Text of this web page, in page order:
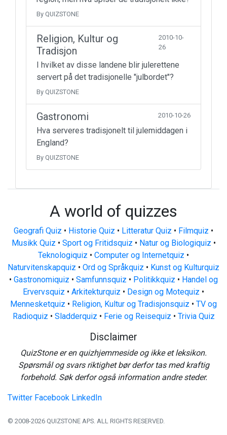
By QUIZSTONE
Religion, Kultur og
Tradisjon
2010-10-
26
I hvilket av disse landene blir julerettene
servert på det tradisjonelle "julbordet"?
By QUIZSTONE
Gastronomi 2010-10-26
Hva serveres tradisjonelt til julemiddagen i
England?
By QUIZSTONE
A world of quizzes
Geografi Quiz • Historie Quiz • Litteratur Quiz • Filmquiz •
Musikk Quiz • Sport og Fritidsquiz • Natur og Biologiquiz •
Teknologiquiz • Computer og Internetquiz •
Naturvitenskapquiz • Ord og Språkquiz • Kunst og Kulturquiz
• Gastronomiquiz • Samfunnsquiz • Politikkquiz • Handel og
Ervervsquiz • Arkitekturquiz • Design og Motequiz •
Mennesketquiz • Religion, Kultur og Tradisjonsquiz • TV og
Radioquiz • Sladderquiz • Ferie og Reisequiz • Trivia Quiz
Disclaimer
QuizStone er en quizhjemmeside og ikke et leksikon.
Spørsmål og svars riktighet bør derfor tas med kraftig
forbehold. Søk derfor også information andre steder.
Twitter Facebook LinkedIn
© 2008-2026 QUIZSTONE APS. ALL RIGHTS RESERVED.